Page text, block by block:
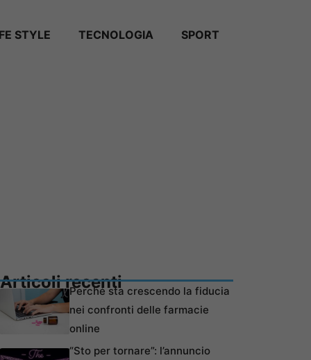
STYLE TECNOLOGIA SPORT
Articoli recentiPerché sta crescendo la fiducia
nei confronti delle farmacie
online
“Sto per tornare”: l’annuncio